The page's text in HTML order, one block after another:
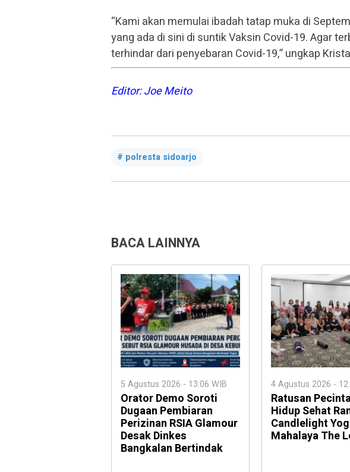
“Kami akan memulai ibadah tatap muka di
yang ada di sini di suntik Vaksin Covid-19. Agar
terhindar dari penyebaran Covid-19,” ungkap
Editor: Joe Meito
polresta sidoarjo
BACA LAINNYA
5 Agustus 2026 - 13:06 WIB
Orator Demo Soroti
Dugaan Pembiaran
Perizinan RSIA Glamour
Desak Dinkes
Bangkalan Bertindak
4 Agustus 2026 -
Ratusan
Hidup Sehat
Candlelight
Mahalaya The